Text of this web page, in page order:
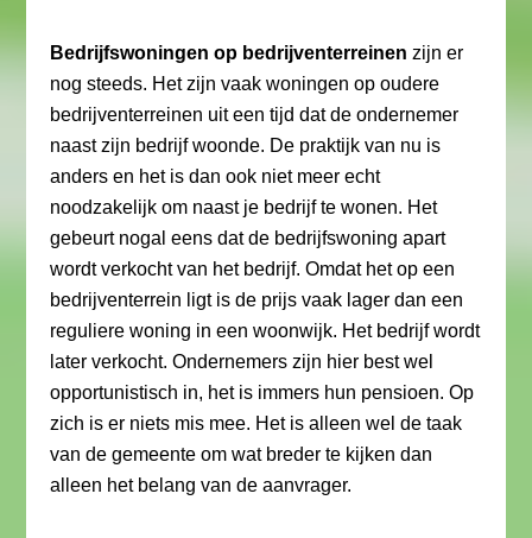
Bedrijfswoningen op bedrijventerreinen zijn er
nog steeds. Het zijn vaak woningen op oudere
bedrijventerreinen uit een tijd dat de ondernemer
naast zijn bedrijf woonde. De praktijk van nu is
anders en het is dan ook niet meer echt
noodzakelijk om naast je bedrijf te wonen. Het
gebeurt nogal eens dat de bedrijfswoning apart
wordt verkocht van het bedrijf. Omdat het op een
bedrijventerrein ligt is de prijs vaak lager dan een
reguliere woning in een woonwijk. Het bedrijf wordt
later verkocht. Ondernemers zijn hier best wel
opportunistisch in, het is immers hun pensioen. Op
zich is er niets mis mee. Het is alleen wel de taak
van de gemeente om wat breder te kijken dan
alleen het belang van de aanvrager.